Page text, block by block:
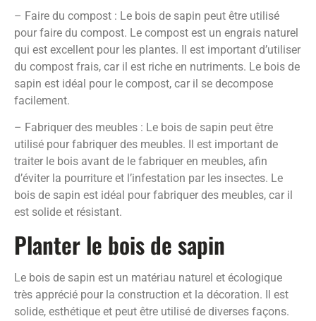
– Faire du compost : Le bois de sapin peut être utilisé
pour faire du compost. Le compost est un engrais naturel
qui est excellent pour les plantes. Il est important d’utiliser
du compost frais, car il est riche en nutriments. Le bois de
sapin est idéal pour le compost, car il se decompose
facilement.
– Fabriquer des meubles : Le bois de sapin peut être
utilisé pour fabriquer des meubles. Il est important de
traiter le bois avant de le fabriquer en meubles, afin
d’éviter la pourriture et l’infestation par les insectes. Le
bois de sapin est idéal pour fabriquer des meubles, car il
est solide et résistant.
Planter le bois de sapin
Le bois de sapin est un matériau naturel et écologique
très apprécié pour la construction et la décoration. Il est
solide, esthétique et peut être utilisé de diverses façons.